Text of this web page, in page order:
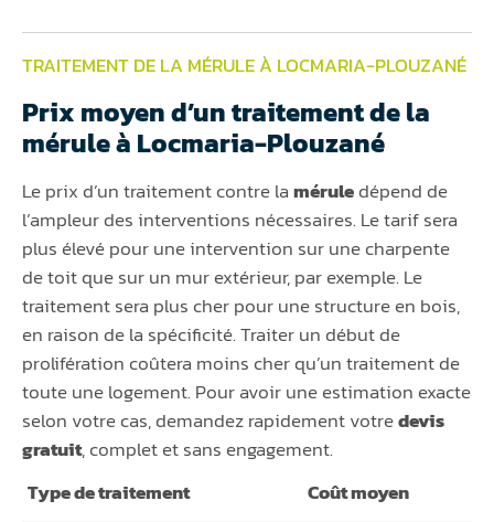
TRAITEMENT DE LA MÉRULE À LOCMARIA-PLOUZANÉ
Prix moyen d’un traitement de la
mérule à Locmaria-Plouzané
Le prix d’un traitement contre laméruledépend de
l’ampleur des interventions nécessaires. Le tarif sera
plus élevé pour une intervention sur une charpente
de toit que sur un mur extérieur, par exemple. Le
traitement sera plus cher pour une structure en bois,
en raison de la spécificité. Traiter un début de
prolifération coûtera moins cher qu’un traitement de
toute une logement. Pour avoir une estimation exacte
selon votre cas, demandez rapidement votredevis
gratuit, complet et sans engagement.
Type de traitement
Coût moyen